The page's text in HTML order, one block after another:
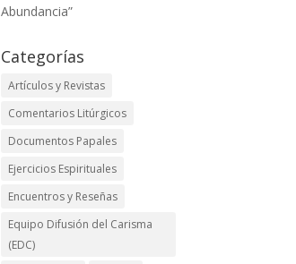
Abundancia”
Categorías
Artículos y Revistas
Comentarios Litúrgicos
Documentos Papales
Ejercicios Espirituales
Encuentros y Reseñas
Equipo Difusión del Carisma
(EDC)